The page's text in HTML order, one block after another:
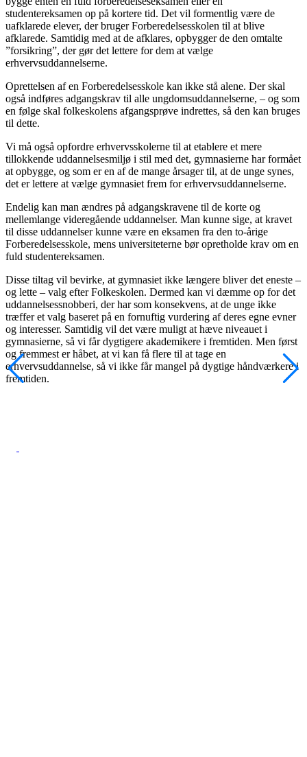
studentereksamen op på kortere tid. Det vil formentlig være de
uafklarede elever, der bruger Forberedelsesskolen til at blive
afklarede. Samtidig med at de afklares, opbygger de den omtalte
”forsikring”, der gør det lettere for dem at vælge
erhvervsuddannelserne.
Oprettelsen af en Forberedelsesskole kan ikke stå alene. Der skal
også indføres adgangskrav til alle ungdomsuddannelserne, – og som
en følge skal folkeskolens afgangsprøve indrettes, så den kan bruges
til dette.
Vi må også opfordre erhvervsskolerne til at etablere et mere
tillokkende uddannelsesmiljø i stil med det, gymnasierne har formået
at opbygge, og som er en af de mange årsager til, at de unge synes,
det er lettere at vælge gymnasiet frem for erhvervsuddannelserne.
Endelig kan man ændres på adgangskravene til de korte og
mellemlange videregående uddannelser. Man kunne sige, at kravet
til disse uddannelser kunne være en eksamen fra den to-årige
Forberedelsesskole, mens universiteterne bør opretholde krav om en
fuld studentereksamen.
Disse tiltag vil bevirke, at gymnasiet ikke længere bliver det eneste –
og lette – valg efter Folkeskolen. Dermed kan vi dæmme op for det
uddannelsessnobberi, der har som konsekvens, at de unge ikke
træffer et valg baseret på en fornuftig vurdering af deres egne evner
og interesser. Samtidig vil det være muligt at hæve niveauet i
gymnasierne, så vi får dygtigere akademikere i fremtiden. Men først
og fremmest er håbet, at vi kan få flere til at tage en
erhvervsuddannelse, så vi ikke får mangel på dygtige håndværkere i
fremtiden.